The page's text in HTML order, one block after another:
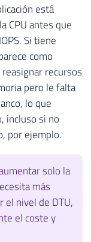
está
CPU antes que
Si tiene
como
reasignar recursos
pero le falta
lo que
incluso si no
por ejemplo.
solo la
más
el nivel de DTU,
el coste y